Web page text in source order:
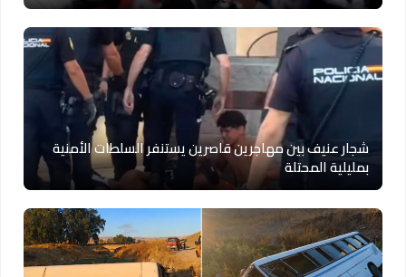
شجار عنيف بين مهاجرين قاصرين يستنفر السلطات الأمنية
بمليلية المحتلة